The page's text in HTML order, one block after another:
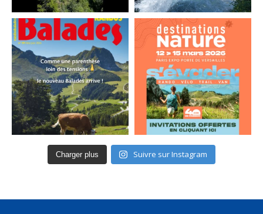
Charger plus Suivre sur Instagram